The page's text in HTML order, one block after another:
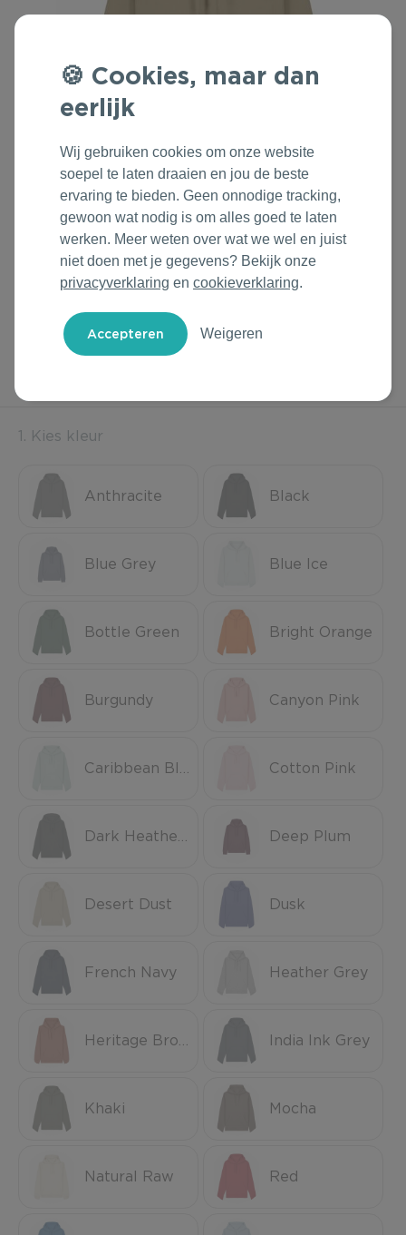
Outdoor & Vrije tijd
Technologie & Gadgets
Home & Living
Duurzame Bestsellers
Daarom Duurzaam
Groene Lente Dagen
Oranjefeest
Vakantie & Zomer
Back to Routine
Herfstmomenten
Sinterklaas
Warme Winter
Kerst & Eindejaar
Rituals
Roll'Eat
Samsonite
Stanley/Stella
Tony's Chocolonely
1. Kies kleur
Anthracite Black
Blue Grey Blue Ice
Bottle Green Bright Orange
Burgundy Canyon Pink
Caribbean Blue Cotton Pink
Dark Heather Grey Deep Plum
Desert Dust Dusk
French Navy Heather Grey
Heritage Brown India Ink Grey
Khaki Mocha
Natural Raw Red
Cookies, maar dan
eerlijk
Wij gebruiken cookies om onze website
soepel te laten draaien en jou de beste
ervaring te bieden. Geen onnodige tracking,
gewoon wat nodig is om alles goed te laten
werken. Meer weten over wat we wel en juist
niet doen met je gegevens? Bekijk onze
privacyverklaring en cookieverklaring.
Weigeren